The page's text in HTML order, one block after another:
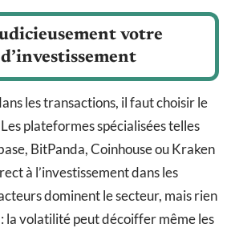
votre
les transactions, il faut choisir le
plateformes spécialisées telles
BitPanda, Coinhouse ou Kraken
à l’investissement dans les
dominent le secteur, mais rien
: la volatilité peut décoiffer même les